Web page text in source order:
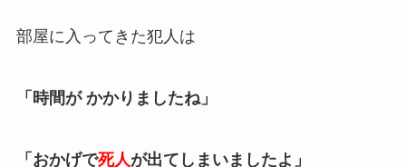
部屋に入ってきた犯人は
「時間が かかりましたね」
「おかげで死人が出てしまいましたよ」